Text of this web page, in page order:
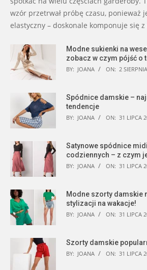
wzór przetrwał próbę czasu, ponieważ
elastyczny – doskonale komponuje się
Modne sukienki na
zobacz w czym pójść o
BY: JOANA ON: 2
Spódnice damskie –
tendencje
BY: JOANA ON: 31 LIPCA
Satynowe spódnice
codziennych – z czym
BY: JOANA ON: 31 LIPCA
Modne szorty damskie
stylizacji na wakacje!
BY: JOANA ON: 31 LIPCA
Szorty damskie
BY: JOANA ON: 31 LIPCA